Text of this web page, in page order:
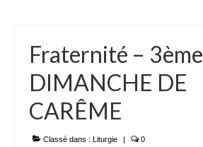
Fraternité – 3ème
DIMANCHE DE
CARÊME
Classé dans : Liturgie | 0